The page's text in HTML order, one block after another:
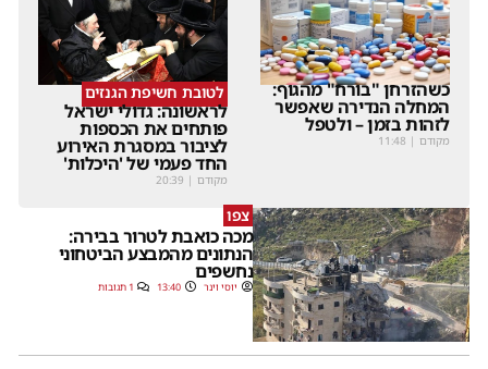
כשהזרחן "בורח" מהגוף:
המחלה הנדירה שאפשר
לזהות בזמן – ולטפל
מקודם |
11:48
לטובת חשיפת הגנזים
לראשונה: גדולי ישראל
פותחים את הכספות
לציבור במסגרת האירוע
החד פעמי של 'היכלות'
מקודם |
20:39
צפו
מכה כואבת לטרור בבירה:
הנתונים מהמבצע הביטחוני
נחשפים
יוסי וינר 13:40 1 תגובות